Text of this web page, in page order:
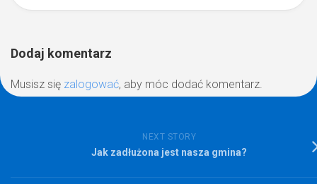
Dodaj komentarz
Musisz się zalogować, aby móc dodać komentarz.
NEXT STORY
Jak zadłużona jest nasza gmina?